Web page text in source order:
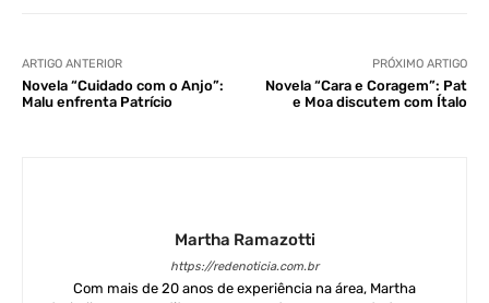
ARTIGO ANTERIOR
Novela “Cuidado com o Anjo”:
Malu enfrenta Patrício
PRÓXIMO ARTIGO
Novela “Cara e Coragem”: Pat
e Moa discutem com Ítalo
Martha Ramazotti
https://redenoticia.com.br
Com mais de 20 anos de experiência na área, Martha